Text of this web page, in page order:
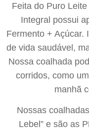
Feita do Puro
Integral possui
Fermento + Açúcar.
de vida saudável,
Nossa coalhada
corridos, como
manhã
Nossas
Lebel” e são as